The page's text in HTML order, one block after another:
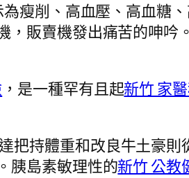
瘦削、高血壓、高血糖
，販賣機發出痛苦的呻吟
，是一種罕有且起新竹 家
把持體重和改良牛土豪則
胰島素敏理性的新竹 公教